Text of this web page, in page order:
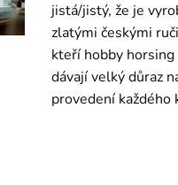
jistá/jistý, že je
zlatými českými
kteří hobby
dávají velký důraz
provedení každého